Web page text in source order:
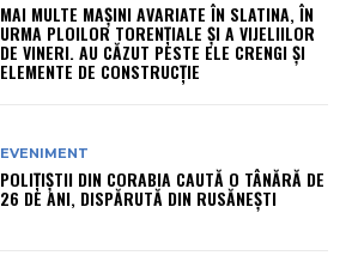
MAI MULTE MAȘINI AVARIATE ÎN SLATINA, ÎN
URMA PLOILOR TORENȚIALE ȘI A VIJELIILOR
DE VINERI. AU CĂZUT PESTE ELE CRENGI ȘI
ELEMENTE DE CONSTRUCȚIE
EVENIMENT
POLIȚIȘTII DIN CORABIA CAUTĂ O TÂNĂRĂ DE
26 DE ANI, DISPĂRUTĂ DIN RUSĂNEȘTI